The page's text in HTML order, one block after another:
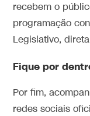
recebem o
programação
Legislativo,
Fique por
Por fim,
redes sociais